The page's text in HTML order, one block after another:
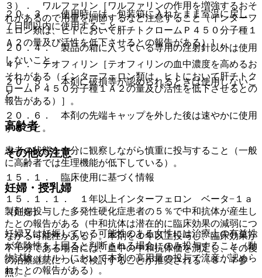
２０．３． 使用時には、包装箱に入れたまま室温に戻し、
７日間以内に使用すること。
２０．４． 製品の箱に入っている専用の注射針以外は使用
しないこと。
２０．５． 本剤に破損等が認められるときは使用しないこ
と。
２０．６． 本剤の先端キャップを外した後は速やかに使用
すること。
その他の注意
１５．１． 臨床使用に基づく情報
１５．１．１． １年以上インターフェロン ベータ−１ａ
製剤を投与した多発性硬化症患者の５％で中和抗体が産生し
たとの報告がある（中和抗体は潜在的に臨床効果の減弱につ
ながる可能性がある）。本剤を１年以上投与し、臨床効果が
不十分である場合には、血中の中和抗体価を測定し、その後
の治療継続について検討することが推奨される〔８．７参
照〕。
３）． ワルファリン［ワルファリンの作用を増強するおそ
れがあるので用量を調節するなど注意すること（インターフ
ェロン類は、ヒトにおいて肝チトクロームＰ４５０分子種１
Ａ２の量及び活性を低下させるとの報告がある）］。
４）． テオフィリン［テオフィリンの血中濃度を高めるお
それがある（インターフェロン類は、ヒトにおいて肝チトク
ロームＰ４５０分子種１Ａ２の量及び活性を低下させるとの
報告がある）］。
高齢者
患者の状態を十分に観察しながら慎重に投与すること（一般
に高齢者では生理機能が低下している）。
妊婦・授乳婦
（妊婦）
妊婦又は妊娠している可能性のある女性には治療上の有益性
が危険性を上回ると判断される場合にのみ投与すること（動
物試験（サル）において本剤の高用量の投与で流産が認めら
れたとの報告がある）。